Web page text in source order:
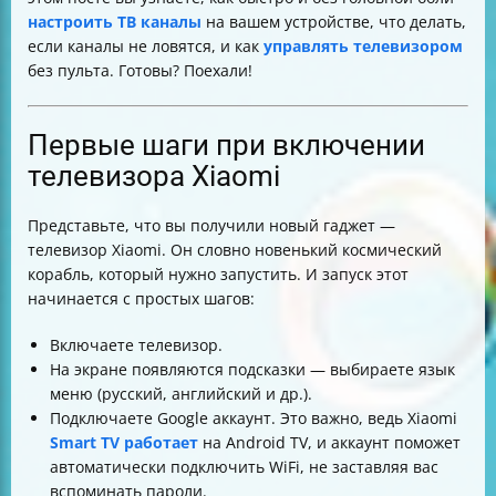
настроить ТВ каналы на вашем устройстве, что делать,
если каналы не ловятся, и как управлять телевизором
без пульта. Готовы? Поехали!
Первые шаги при включении
телевизора Xiaomi
Представьте, что вы получили новый гаджет —
телевизор Xiaomi. Он словно новенький космический
корабль, который нужно запустить. И запуск этот
начинается с простых шагов:
Включаете телевизор.
На экране появляются подсказки — выбираете язык
меню (русский, английский и др.).
Подключаете Google аккаунт. Это важно, ведь Xiaomi
Smart TV работает на Android TV, и аккаунт поможет
автоматически подключить WiFi, не заставляя вас
вспоминать пароли.